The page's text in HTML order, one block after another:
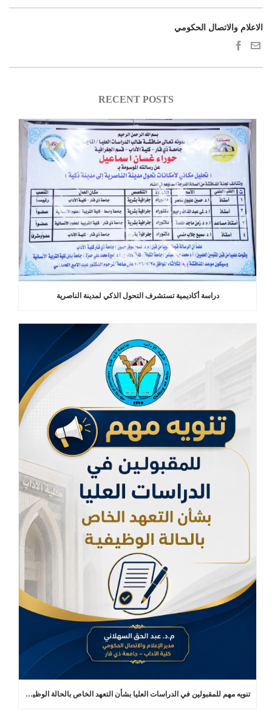
الاعلام والاتصال الحكومي
RECENT POSTS
دراسة أكاديمية تستشرف التحول الذكي لمدينة الناصرية
تنويه مهم للمقبولين في الدراسات العليا بشأن التعهد الخاص بالحالة الوظيفية